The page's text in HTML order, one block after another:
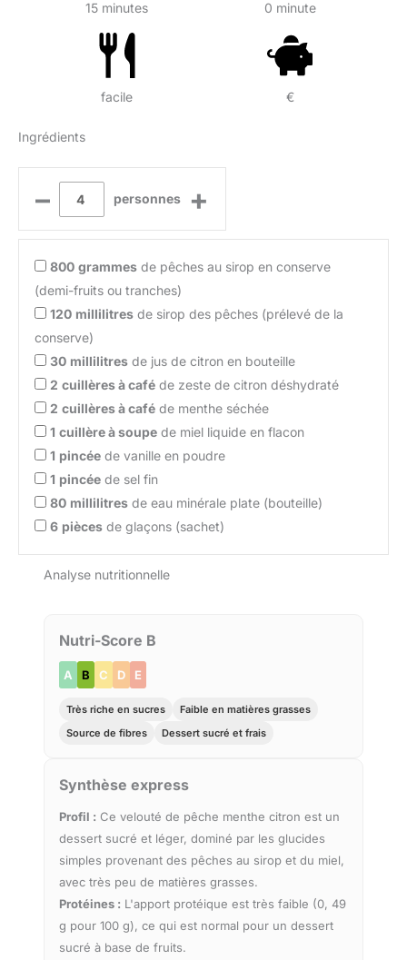
15 minutes 0 minute
facile €
Ingrédients
– personnes +
800 grammes de pêches au sirop en conserve
(demi-fruits ou tranches)
120 millilitres de sirop des pêches (prélevé de la
conserve)
30 millilitres de jus de citron en bouteille
2 cuillères à café de zeste de citron déshydraté
2 cuillères à café de menthe séchée
1 cuillère à soupe de miel liquide en flacon
1 pincée de vanille en poudre
1 pincée de sel fin
80 millilitres de eau minérale plate (bouteille)
6 pièces de glaçons (sachet)
Analyse nutritionnelle
Nutri-Score B
A B C D E
Très riche en sucres
Faible en matières grasses
Source de fibres
Dessert sucré et frais
Synthèse express
Profil : Ce velouté de pêche menthe citron est un
dessert sucré et léger, dominé par les glucides
simples provenant des pêches au sirop et du miel,
avec très peu de matières grasses.
Protéines : L'apport protéique est très faible (0, 49
g pour 100 g), ce qui est normal pour un dessert
sucré à base de fruits.